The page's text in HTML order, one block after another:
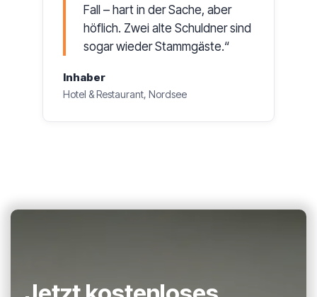
Fall – hart in der Sache, aber
höflich. Zwei alte Schuldner sind
sogar wieder Stammgäste.
Inhaber
Hotel & Restaurant, Nordsee